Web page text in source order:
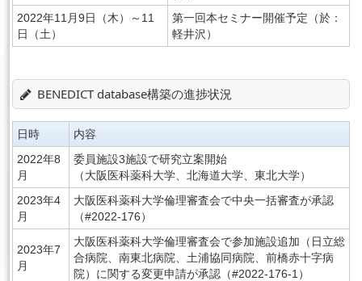
English
2022年11月9日（木）～11
日（土）
第一回本セミナー開催予定（於：
軽井沢）
BENEDICT database構築の進捗状況
日時
内容
2022年8
月
委員施設3施設で研究立案開始
（大阪医科薬科大学、北海道大学、東北大学）
2023年4
月
大阪医科薬科大学倫理審査会で中央一括審査が承認
（#2022-176）
2023年7
月
大阪医科薬科大学倫理審査会で参加施設追加（日立総
合病院、南東北病院、土浦協同病院、前橋赤十字病
院）に関する変更申請が承認（#2022-176-1）